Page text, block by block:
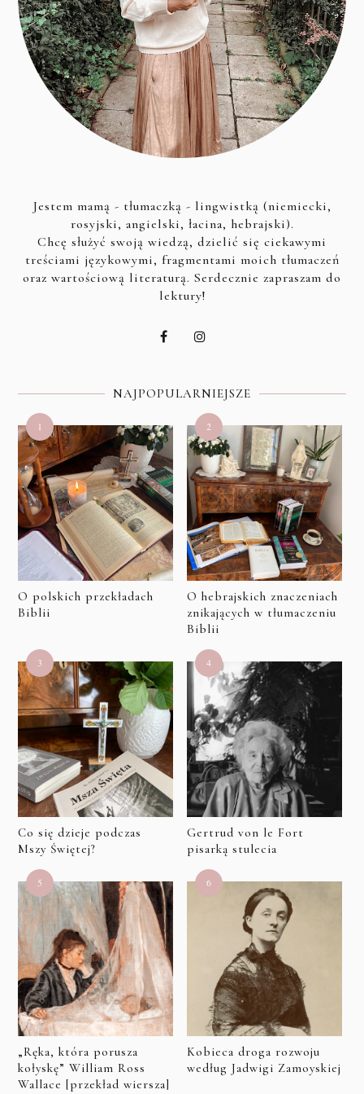
Jestem mamą - tłumaczką - lingwistką (niemiecki,
rosyjski, angielski, łacina, hebrajski).
Chcę służyć swoją wiedzą, dzielić się ciekawymi
treściami językowymi, fragmentami moich tłumaczeń
oraz wartościową literaturą. Serdecznie zapraszam do
lektury!
NAJPOPULARNIEJSZE
O polskich przekładach
Biblii
O hebrajskich znaczeniach
znikających w tłumaczeniu
Biblii
Co się dzieje podczas
Mszy Świętej?
Gertrud von le Fort
pisarką stulecia
„Ręka, która porusza
kołyskę” William Ross
Wallace [przekład wiersza]
Kobieca droga rozwoju
według Jadwigi Zamoyskiej